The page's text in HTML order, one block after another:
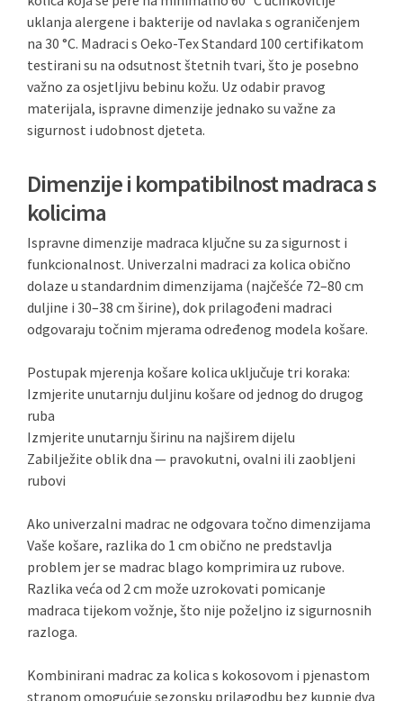
uklanja alergene i bakterije od navlaka s ograničenjem
na 30 °C. Madraci s Oeko-Tex Standard 100 certifikatom
testirani su na odsutnost štetnih tvari, što je posebno
važno za osjetljivu bebinu kožu. Uz odabir pravog
materijala, ispravne dimenzije jednako su važne za
sigurnost i udobnost djeteta.
Dimenzije i kompatibilnost madraca s
kolicima
Ispravne dimenzije madraca ključne su za sigurnost i
funkcionalnost. Univerzalni madraci za kolica obično
dolaze u standardnim dimenzijama (najčešće 72–80 cm
duljine i 30–38 cm širine), dok prilagođeni madraci
odgovaraju točnim mjerama određenog modela košare.
Postupak mjerenja košare kolica uključuje tri koraka:
Izmjerite unutarnju duljinu košare od jednog do drugog
ruba
Izmjerite unutarnju širinu na najširem dijelu
Zabilježite oblik dna — pravokutni, ovalni ili zaobljeni
rubovi
Ako univerzalni madrac ne odgovara točno dimenzijama
Vaše košare, razlika do 1 cm obično ne predstavlja
problem jer se madrac blago komprimira uz rubove.
Razlika veća od 2 cm može uzrokovati pomicanje
madraca tijekom vožnje, što nije poželjno iz sigurnosnih
razloga.
Kombinirani madrac za kolica s kokosovom i pjenastom
stranom omogućuje sezonsku prilagodbu bez kupnje dva